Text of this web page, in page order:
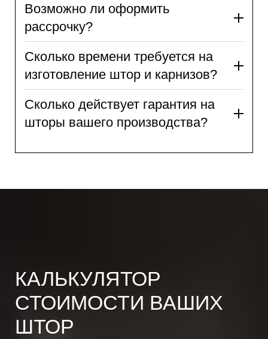
Возможно ли оформить
рассрочку?
Сколько времени требуется на
изготовление штор и карнизов?
Сколько действует гарантия на
шторы вашего производства?
КАЛЬКУЛЯТОР
СТОИМОСТИ ВАШИХ
ШТОР